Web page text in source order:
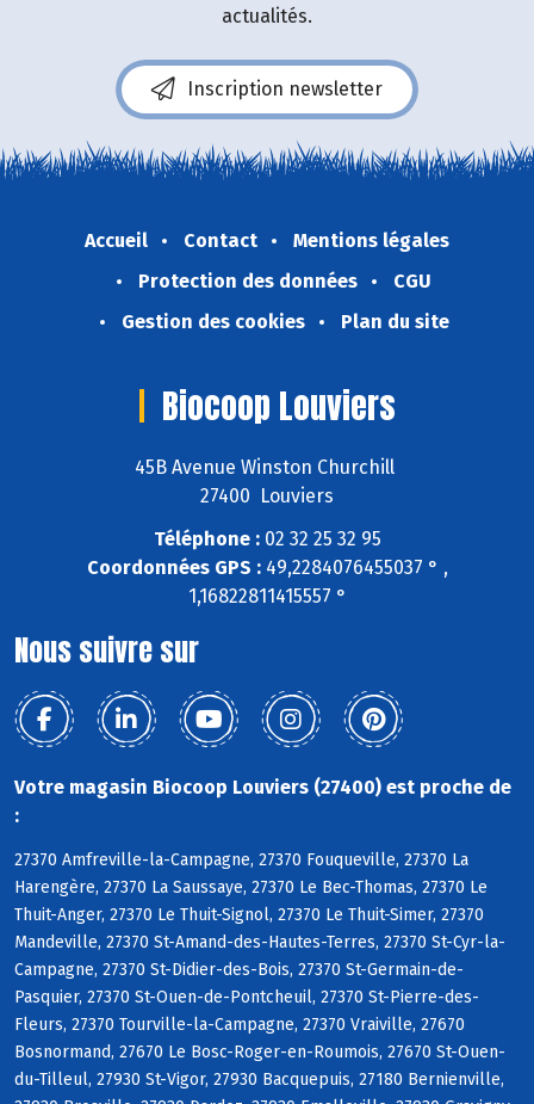
actualités.
Inscription newsletter
Accueil Contact
Mentions légales
Protection des données
CGU
Gestion des cookies
Plan du site
Biocoop Louviers
45B Avenue Winston Churchill
27400 Louviers
Téléphone :02 32 25 32 95
Coordonnées GPS :49,2284076455037 ° ,
1,16822811415557 °
Nous suivre sur
Votre magasin Biocoop Louviers (27400) est proche de
:
27370 Amfreville-la-Campagne, 27370 Fouqueville, 27370 La
Harengère, 27370 La Saussaye, 27370 Le Bec-Thomas, 27370 Le
Thuit-Anger, 27370 Le Thuit-Signol, 27370 Le Thuit-Simer, 27370
Mandeville, 27370 St-Amand-des-Hautes-Terres, 27370 St-Cyr-la-
Campagne, 27370 St-Didier-des-Bois, 27370 St-Germain-de-
Pasquier, 27370 St-Ouen-de-Pontcheuil, 27370 St-Pierre-des-
Fleurs, 27370 Tourville-la-Campagne, 27370 Vraiville, 27670
Bosnormand, 27670 Le Bosc-Roger-en-Roumois, 27670 St-Ouen-
du-Tilleul, 27930 St-Vigor, 27930 Bacquepuis, 27180 Bernienville,